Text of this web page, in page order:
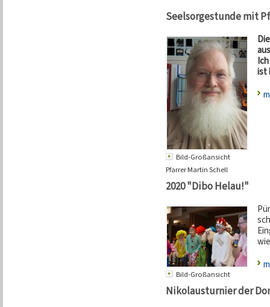
Seelsorgestunde mit
Bild-Großansicht
Pfarrer Martin Schell
ist
2020 "Dibo Helau!"
Bild-Großansicht
Nikolausturnier der